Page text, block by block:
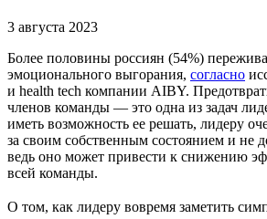
3 августа 2023
Более половины россиян (54%)
эмоционального выгорания, согласно
и health tech компании AIBY.
членов команды — это одна из задач
иметь возможность ее решать, лидеру
за своим собственным состоянием и не
ведь оно может привести к снижению
всей команды.
О том, как лидеру вовремя заметить